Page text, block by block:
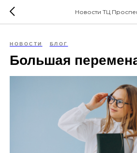
Новости ТЦ
НОВОСТИ БЛОГ
Большая